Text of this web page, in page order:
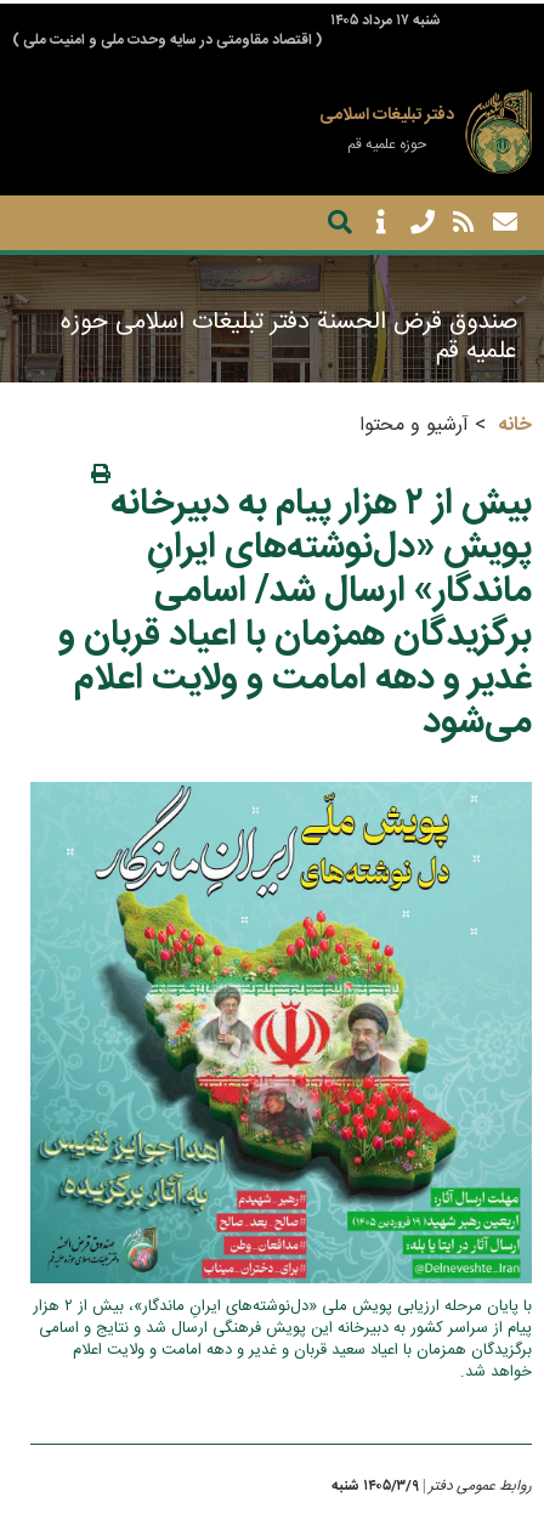
شنبه ۱۷ مرداد ۱۴۰۵
( اقتصاد مقاومتی در سایه وحدت ملی و امنیت ملی )
دفتر تبلیغات اسلامی
حوزه علمیه قم
صندوق قرض الحسنة دفتر تبلیغات اسلامی حوزه
علمیه قم
خانه آرشیو و محتوا
بیش از ۲ هزار پیام به دبیرخانه
پویش «دل‌نوشته‌های ایرانِ
ماندگار» ارسال شد/ اسامی
برگزیدگان همزمان با اعیاد قربان و
غدیر و دهه امامت و ولایت اعلام
می‌شود
با پایان مرحله ارزیابی پویش ملی «دل‌نوشته‌های ایرانِ ماندگار»، بیش از ۲ هزار
پیام از سراسر کشور به دبیرخانه این پویش فرهنگی ارسال شد و نتایج و اسامی
برگزیدگان همزمان با اعیاد سعید قربان و غدیر و دهه امامت و ولایت اعلام
خواهد شد.
روابط عمومی دفتر ۱۴۰۵/۳/۹ شنبه